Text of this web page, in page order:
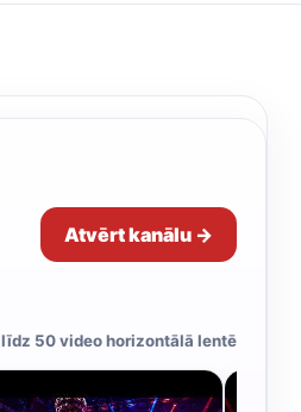
Atvērt kanālu →
līdz 50 video horizontālā lentē